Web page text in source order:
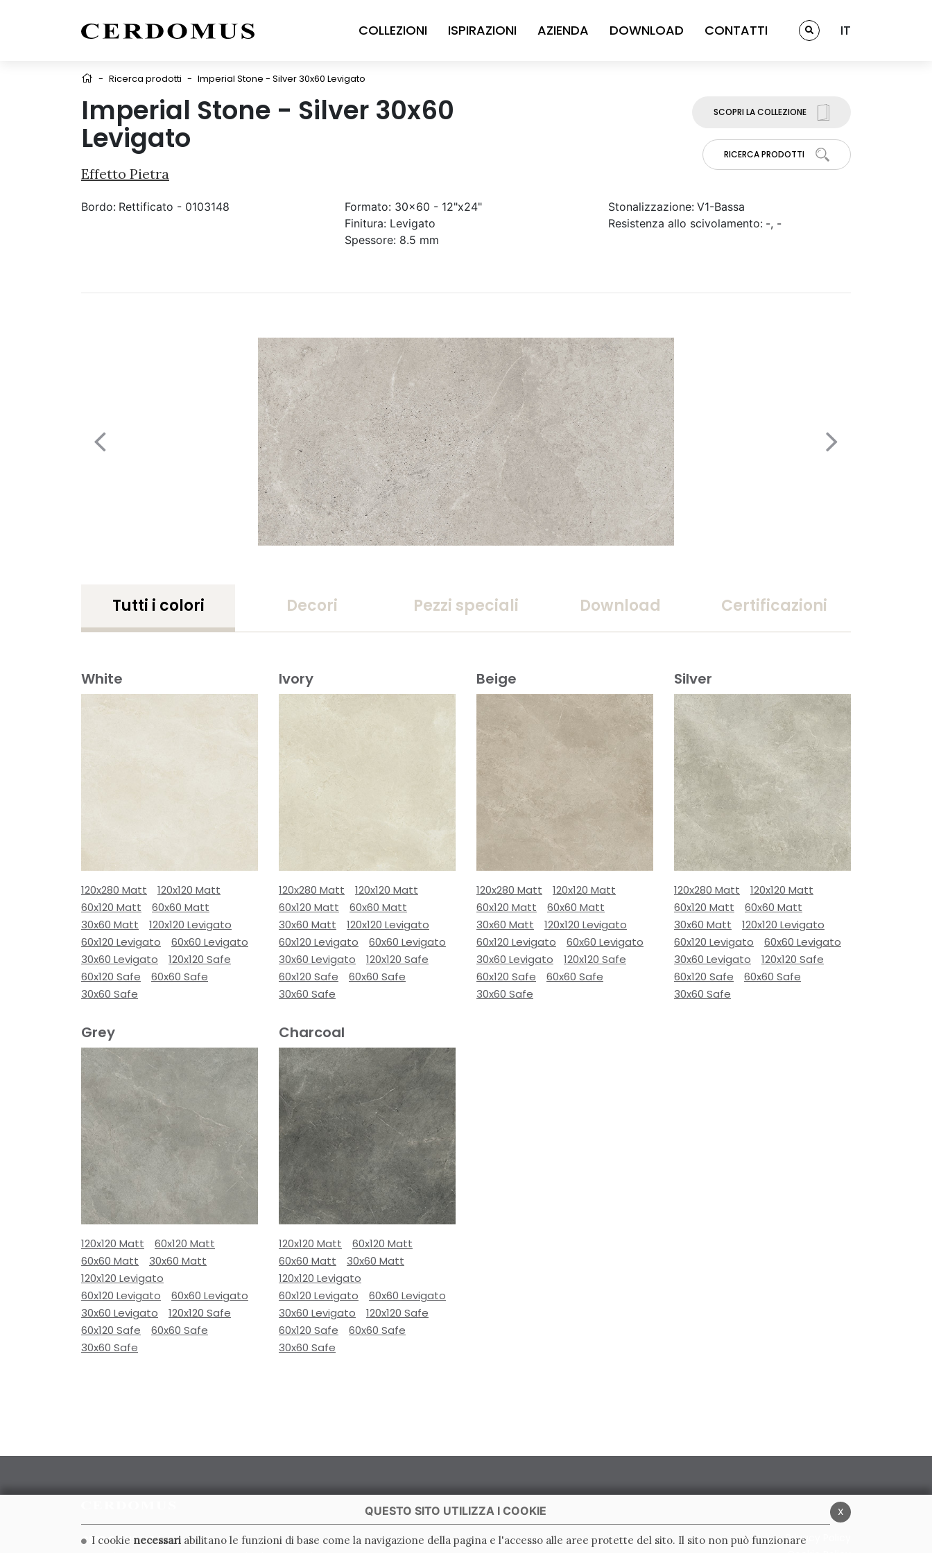
COLLEZIONI ISPIRAZIONI AZIENDA DOWNLOAD CONTATTI IT
- Ricerca prodotti - Imperial Stone - Silver 30x60 Levigato
Imperial Stone - Silver 30x60
Levigato
Effetto Pietra
SCOPRI LA COLLEZIONE
RICERCA PRODOTTI
Bordo: Rettificato - 0103148 Formato: 30x60 - 12"x24"
Finitura: Levigato
Spessore: 8.5 mm
Stonalizzazione: V1-Bassa
Resistenza allo scivolamento: -, -
Tutti i colori Decori Pezzi speciali Download Certificazioni
White
120x280 Matt
120x120 Matt
60x120 Matt
60x60 Matt
30x60 Matt
120x120 Levigato
60x120 Levigato
60x60 Levigato
30x60 Levigato
120x120 Safe
60x120 Safe
60x60 Safe
30x60 Safe
Ivory
120x280 Matt
120x120 Matt
60x120 Matt
60x60 Matt
30x60 Matt
120x120 Levigato
60x120 Levigato
60x60 Levigato
30x60 Levigato
120x120 Safe
60x120 Safe
60x60 Safe
30x60 Safe
Beige
120x280 Matt
120x120 Matt
60x120 Matt
60x60 Matt
30x60 Matt
120x120 Levigato
60x120 Levigato
60x60 Levigato
30x60 Levigato
120x120 Safe
60x120 Safe
60x60 Safe
30x60 Safe
Silver
120x280 Matt
120x120 Matt
60x120 Matt
60x60 Matt
30x60 Matt
120x120 Levigato
60x120 Levigato
60x60 Levigato
30x60 Levigato
120x120 Safe
60x120 Safe
60x60 Safe
30x60 Safe
Grey
120x120 Matt
60x120 Matt
60x60 Matt
30x60 Matt
120x120 Levigato
60x120 Levigato
60x60 Levigato
30x60 Levigato
120x120 Safe
60x120 Safe
60x60 Safe
30x60 Safe
Charcoal
120x120 Matt
60x120 Matt
60x60 Matt
30x60 Matt
120x120 Levigato
60x120 Levigato
60x60 Levigato
30x60 Levigato
120x120 Safe
60x120 Safe
60x60 Safe
30x60 Safe
CERDOMUS S.R.L.
Privacy Policy
x
QUESTO SITO UTILIZZA I COOKIE
I cookie necessari abilitano le funzioni di base come la navigazione della pagina e l'accesso alle aree protette del sito. Il sito non può funzionare